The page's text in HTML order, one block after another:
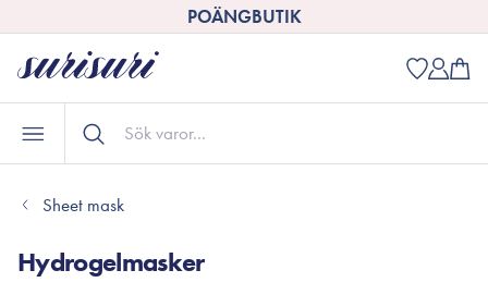
POÄNGBUTIK
Sheet mask
Hydrogelmasker